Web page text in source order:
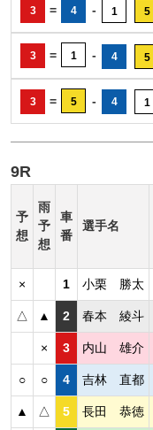
3 = 4 - 1 5
3 = 1 - 4 5
3 = 5 - 4 1
9R
予
想
雨
予
想
車
番
選手名
× 1 小栗 勝太
△ ▲ 2 春本 綾斗
× 3 内山 雄介
○ ○ 4 吉林 直都
▲ △ 5 長田 恭徳